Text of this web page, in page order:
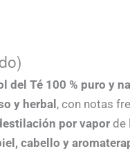
del Té 100 % puro y
y herbal, con notas
por vapor de
cabello y